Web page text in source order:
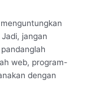
jangan
web, program-
dengan